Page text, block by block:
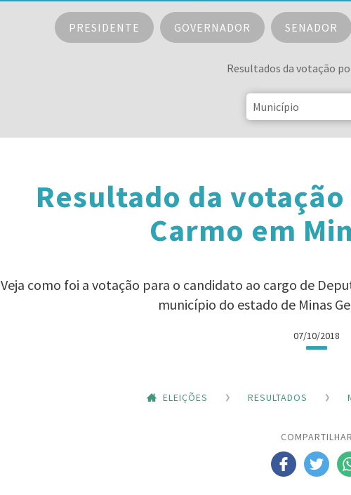
PRESIDENTE GOVERNADOR SENADOR
Resultados da votação
Resultado da
Carmo em
Veja como foi a votação para o candidato ao cargo de
município do estado de Minas
07/10/2018
ELEIÇÕES RESULTADOS
COMPARTILHAR